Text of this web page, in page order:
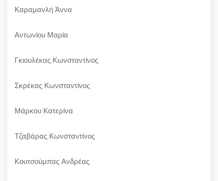
Καραμανλή Άννα
Αντωνίου Μαρία
Γκιουλέκας Κωνσταντίνος
Σκρέκας Κωνσταντίνος
Μάρκου Κατερίνα
Τζαβάρας Κωνσταντίνος
Κουτσούμπας Ανδρέας